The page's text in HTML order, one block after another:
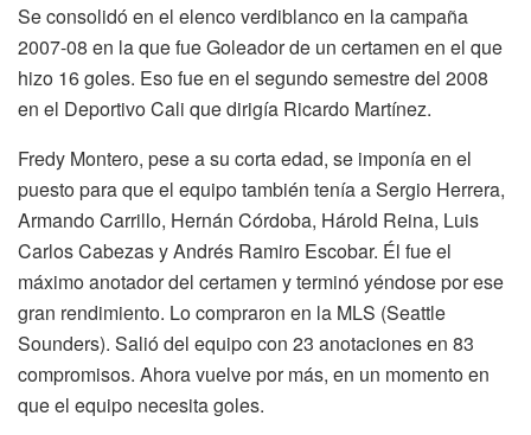
Se consolidó en el elenco verdiblanco en la campaña
2007-08 en la que fue Goleador de un certamen en el que
hizo 16 goles. Eso fue en el segundo semestre del 2008
en el Deportivo Cali que dirigía Ricardo Martínez.
Fredy Montero, pese a su corta edad, se imponía en el
puesto para que el equipo también tenía a Sergio Herrera,
Armando Carrillo, Hernán Córdoba, Hárold Reina, Luis
Carlos Cabezas y Andrés Ramiro Escobar. Él fue el
máximo anotador del certamen y terminó yéndose por ese
gran rendimiento. Lo compraron en la MLS (Seattle
Sounders). Salió del equipo con 23 anotaciones en 83
compromisos. Ahora vuelve por más, en un momento en
que el equipo necesita goles.